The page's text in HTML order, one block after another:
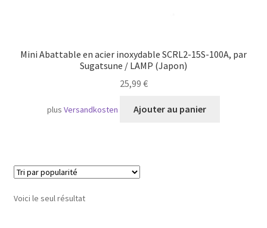
Mini Abattable en acier inoxydable SCRL2-15S-100A, par
Sugatsune / LAMP (Japon)
25,99 €
plusVersandkosten Ajouter au panier
Voici le seul résultat